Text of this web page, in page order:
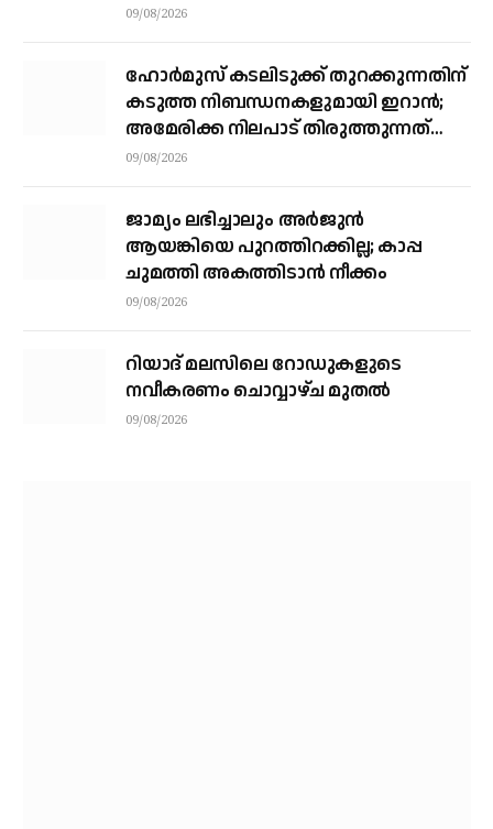
09/08/2026
ഹോര്‍മുസ് കടലിടുക്ക് തുറക്കുന്നതിന്
കടുത്ത നിബന്ധനകളുമായി ഇറാന്‍;
അമേരിക്ക നിലപാട് തിരുത്തുന്നത്
വരെ തുറക്കില്ലെന്ന് കൗണ്‍സില്‍
09/08/2026
ജാമ്യം ലഭിച്ചാലും അര്‍ജുന്‍
ആയങ്കിയെ പുറത്തിറക്കില്ല; കാപ്പ
ചുമത്തി അകത്തിടാന്‍ നീക്കം
09/08/2026
റിയാദ് മലസിലെ റോഡുകളുടെ
നവീകരണം ചൊവ്വാഴ്ച മുതല്‍
09/08/2026